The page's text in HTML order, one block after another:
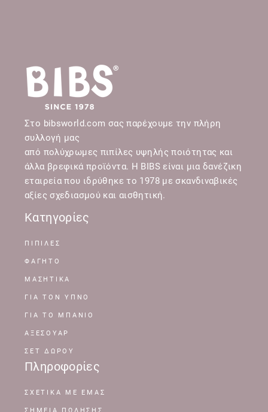
Στο bibsworld.com σας παρέχουμε την πλήρη
συλλογή μας
από πολύχρωμες πιπίλες υψηλής ποιότητας και
άλλα βρεφικά προϊόντα. Η BIBS είναι μια δανέζικη
εταιρεία που ιδρύθηκε το 1978 με σκανδιναβικές
αξίες σχεδιασμού και αισθητική.
Κατηγορίες
ΠΙΠΙΛΕΣ
ΦΑΓΗΤΟ
ΜΑΣΗΤΙΚΑ
ΓΙΑ ΤΟΝ ΥΠΝΟ
ΓΙΑ ΤΟ ΜΠΑΝΙΟ
ΑΞΕΣΟΥΑΡ
ΣΕΤ ΔΩΡΟΥ
Πληροφορίες
ΣΧΕΤΙΚΆ ΜΕ ΕΜΆΣ